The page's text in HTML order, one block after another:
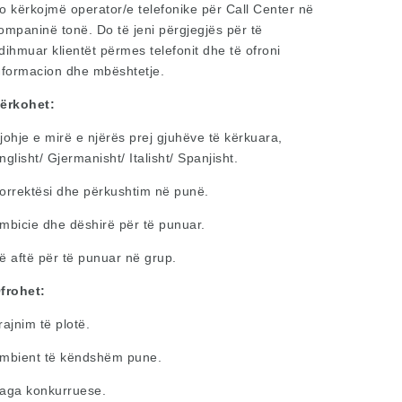
kërkojmë operator/e telefonike për Call Center në
tonë. Do të jeni përgjegjës për të
klientët përmes telefonit dhe të ofroni
dhe mbështetje.
e mirë e njërës prej gjuhëve të kërkuara,
Gjermanisht/ Italisht/ Spanjisht.
dhe përkushtim në punë.
dhe dëshirë për të punuar.
aftë për të punuar në grup.
të plotë.
të këndshëm pune.
konkurruese.